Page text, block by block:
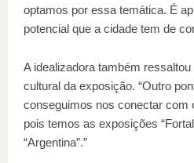
optamos por essa temática. É
potencial que a cidade tem de
A idealizadora também
cultural da exposição. “Outro
conseguimos nos conectar com
pois temos as exposições
“Argentina”.”